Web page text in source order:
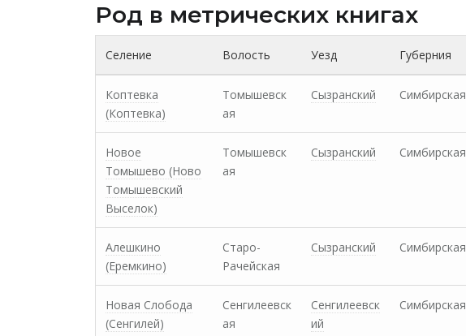
Род в метрических книгах
Селение Волость Уезд Губерния
Коптевка
(Коптевка)
Томышевск
ая
Сызранский Симбирская
Новое
Томышево (Ново
Томышевский
Выселок)
Томышевск
ая
Сызранский Симбирская
Алешкино
(Еремкино)
Старо-
Рачейская
Сызранский Симбирская
Новая Слобода
(Сенгилей)
Сенгилеевск
ая
Сенгилеевск
ий
Симбирская